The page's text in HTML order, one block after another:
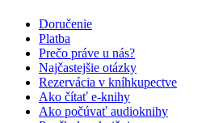
Doručenie
Platba
Prečo práve u nás?
Najčastejšie otázky
Rezervácia v kníhkupectve
Ako čítať e-knihy
Ako počúvať audioknihy